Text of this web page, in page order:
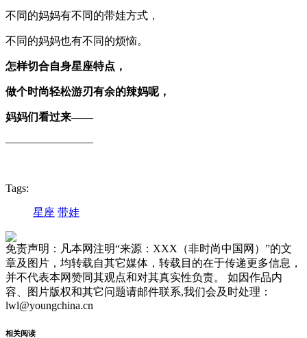
不同的妈妈有不同的带娃方式，
不同的妈妈也有不同的烦恼。
怎样切合自身星座特点，
做个时尚轻松游刃有余的辣妈呢，
妈妈们看过来——
————————
Tags:
星座 带娃
免责声明：凡本网注明“来源：XXX（非时尚中国网）”的文
章及图片，均转载自其它媒体，转载目的在于传递更多信息，
并不代表本网赞同其观点和对其真实性负责。 如因作品内
容、图片版权和其它问题请邮件联系,我们会及时处理：
lwl@youngchina.cn
相关阅读